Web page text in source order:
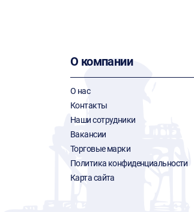
О компании
О нас
Контакты
Наши сотрудники
Вакансии
Торговые марки
Политика конфиденциальности
Карта сайта